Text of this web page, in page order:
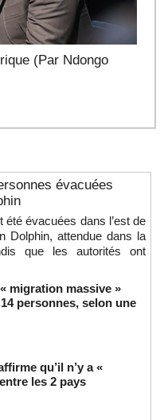
(Par Ndongo
évacuées
été évacuées dans l’est de
Dolphin, attendue dans la
que les autorités ont
migration massive »
personnes, selon une
qu’il n’y a «
les 2 pays